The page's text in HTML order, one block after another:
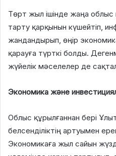
Төрт жыл ішінде жаңа облыс
тарту қарқынын күшейтіп,
жандандырып, өңір
қарауға түрткі болды.
жүйелік мәселелер де
Экономика және
Облыс құрылғаннан бері
белсенділіктің артуымен
Экономикаға жыл сайын